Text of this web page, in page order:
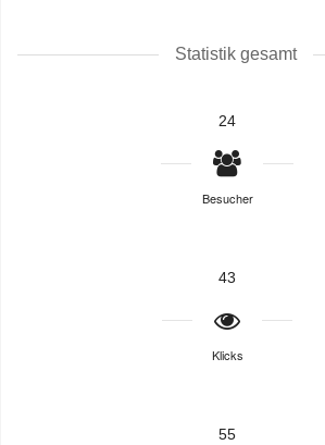
Statistik gesamt
24
Besucher
43
Klicks
55